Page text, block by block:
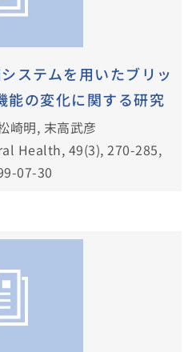
ステムを用いたブリッ
能の変化に関する研究
崎明, 末高武彦
Health, 49(3), 270-285,
07-30